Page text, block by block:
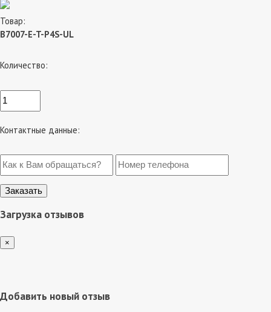
Товар:
B7007-E-T-P4S-UL
Количество:
Контактные данные:
Загрузка отзывов
×
Добавить новый отзыв